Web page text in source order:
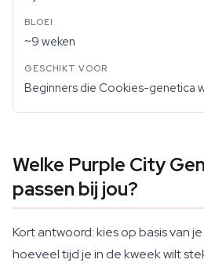
~9 weken
Beginners die Cookies-genetica
Welke Purple City
passen bij jou?
Kort antwoord: kies op basis van
hoeveel tijd je in de kweek wilt